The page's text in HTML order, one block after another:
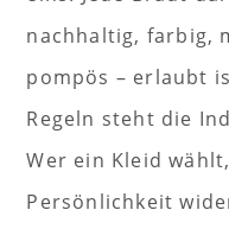
nachhaltig, farbig,
pompös – erlaubt
Regeln steht die
Wer ein Kleid
Persönlichkeit